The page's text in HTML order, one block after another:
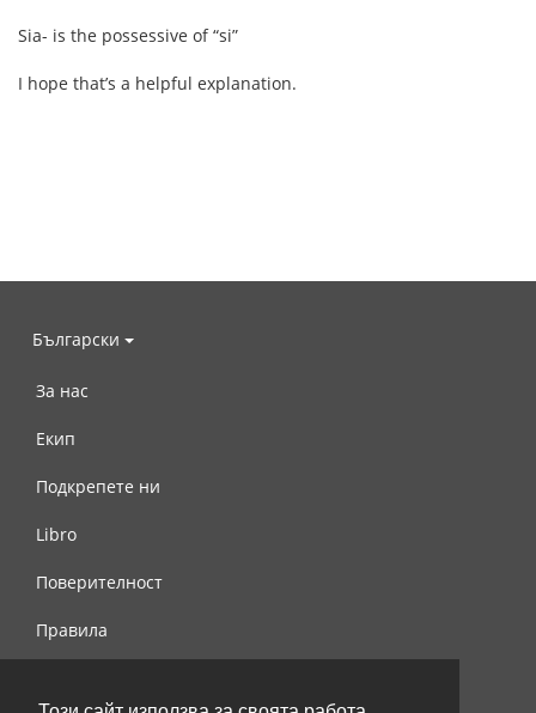
Sia- is the possessive of “si”
I hope that’s a helpful explanation.
Български
За нас
Екип
Подкрепете ни
Libro
Поверителност
Правила